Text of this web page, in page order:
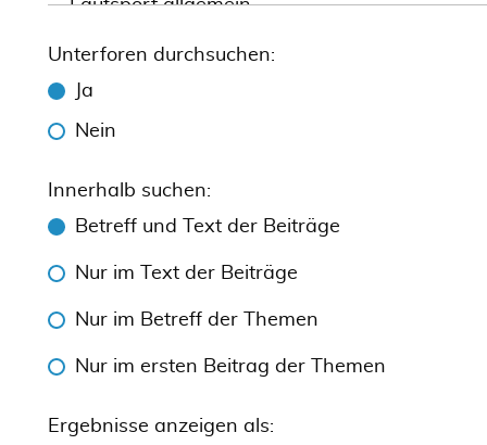
Unterforen durchsuchen:
Ja
Nein
Innerhalb suchen:
Betreff und Text der Beiträge
Nur im Text der Beiträge
Nur im Betreff der Themen
Nur im ersten Beitrag der Themen
Ergebnisse anzeigen als: